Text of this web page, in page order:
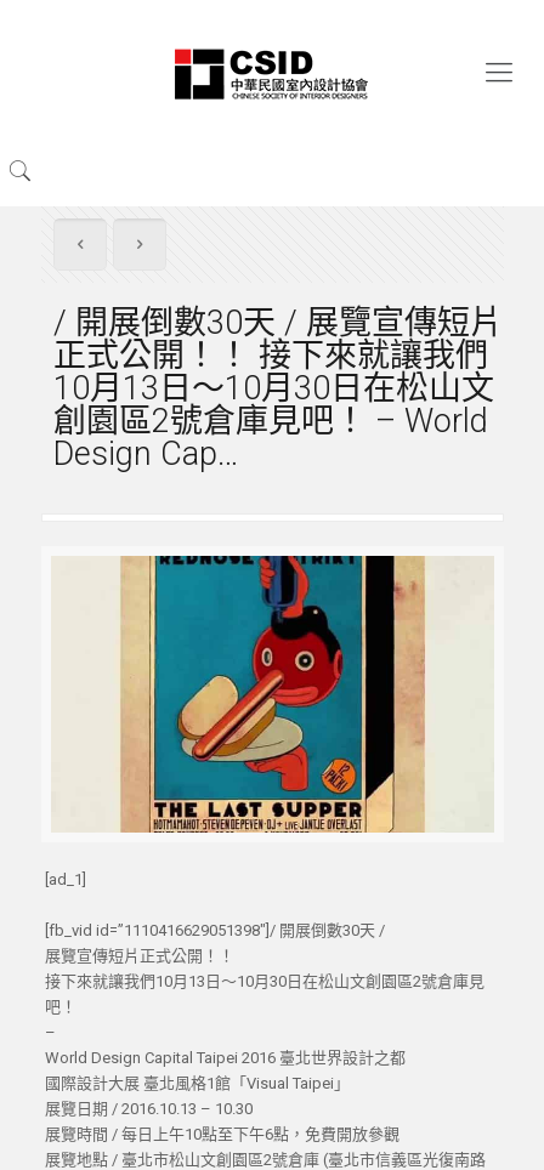
/ 開展倒數30天 / 展覽宣傳短片
正式公開！！ 接下來就讓我們
10月13日～10月30日在松山文
創園區2號倉庫見吧！ – World
Design Cap…
[ad_1]
[fb_vid id=”1110416629051398″]/ 開展倒數30天 /
展覽宣傳短片正式公開！！
接下來就讓我們10月13日～10月30日在松山文創園區2號倉庫見
吧！
–
World Design Capital Taipei 2016 臺北世界設計之都
國際設計大展 臺北風格1館「Visual Taipei」
展覽日期 / 2016.10.13 – 10.30
展覽時間 / 每日上午10點至下午6點，免費開放參觀
展覽地點 / 臺北市松山文創園區2號倉庫 (臺北市信義區光復南路